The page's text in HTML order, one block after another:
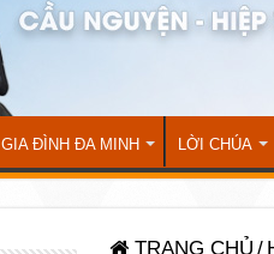
GIA ĐÌNH ĐA MINH LỜI CHÚA
TRANG CHỦ /